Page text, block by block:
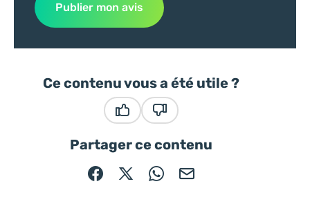
Publier mon avis
Ce contenu vous a été utile ?
Partager ce contenu
Partager sur Facebook (nouvelle fenêtre)
Partager sur X / Twitter (nouvelle
Partager sur WhatsApp
Partager par mail